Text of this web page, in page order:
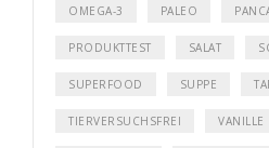
OMEGA-3 PALEO
PRODUKTTEST SALAT
SUPERFOOD SUPPE
TIERVERSUCHSFREI VANILLE